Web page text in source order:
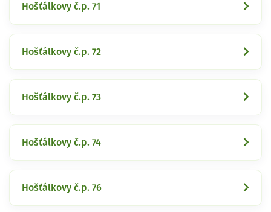
Hošťálkovy č.p. 71
Hošťálkovy č.p. 72
Hošťálkovy č.p. 73
Hošťálkovy č.p. 74
Hošťálkovy č.p. 76